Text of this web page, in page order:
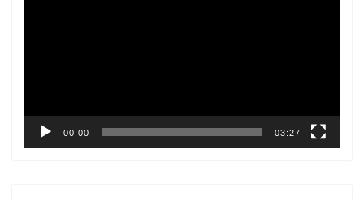
00:00 03:27